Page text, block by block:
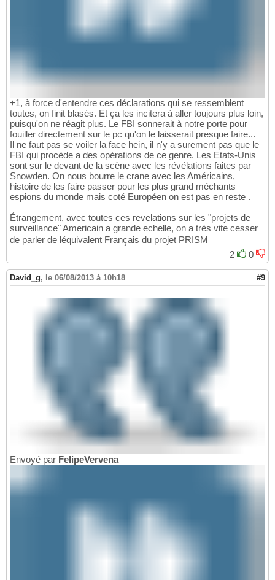
+1, à force d'entendre ces déclarations qui se ressemblent
toutes, on finit blasés. Et ça les incitera à aller toujours plus loin,
puisqu'on ne réagit plus. Le FBI sonnerait à notre porte pour
fouiller directement sur le pc qu'on le laisserait presque faire...
Il ne faut pas se voiler la face hein, il n'y a surement pas que le
FBI qui procède a des opérations de ce genre. Les Etats-Unis
sont sur le devant de la scène avec les révélations faites par
Snowden. On nous bourre le crane avec les Américains,
histoire de les faire passer pour les plus grand méchants
espions du monde mais coté Européen on est pas en reste .
Étrangement, avec toutes ces revelations sur les "projets de
surveillance" Americain a grande echelle, on a très vite cesser
de parler de léquivalent Français du projet PRISM
2
0
David_g, le 06/08/2013 à 10h18 #9
Envoyé par FelipeVervena